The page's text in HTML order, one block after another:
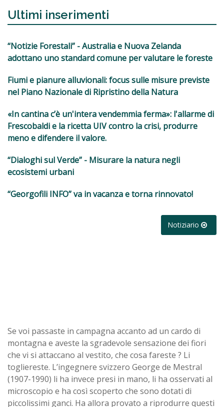
Ultimi inserimenti
“Notizie Forestali” - Australia e Nuova Zelanda
adottano uno standard comune per valutare le foreste
Fiumi e pianure alluvionali: focus sulle misure previste
nel Piano Nazionale di Ripristino della Natura
«In cantina c’è un'intera vendemmia ferma»: l'allarme di
Frescobaldi e la ricetta UIV contro la crisi, produrre
meno e difendere il valore.
“Dialoghi sul Verde” - Misurare la natura negli
ecosistemi urbani
“Georgofili INFO” va in vacanza e torna rinnovato!
Notiziario
Se voi passaste in campagna accanto ad un cardo di
montagna e aveste la sgradevole sensazione dei fiori
che vi si attaccano al vestito, che cosa fareste ? Li
togliereste. L’ingegnere svizzero George de Mestral
(1907-1990) li ha invece presi in mano, li ha osservati al
microscopio e ha così scoperto che sono dotati di
piccolissimi ganci. Ha allora provato a riprodurre questi